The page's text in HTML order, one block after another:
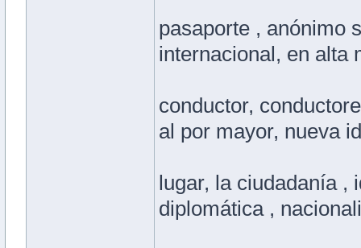
pasaporte , anónimo
internacional, en alta
conductor,
al por mayor, nueva
lugar, la ciudadanía ,
diplomática ,